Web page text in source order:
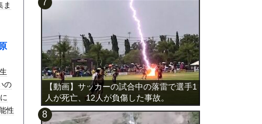
ま
の
性
【動画】サッカーの試合中の落雷で選手1
人が死亡、12人が負傷した事故。